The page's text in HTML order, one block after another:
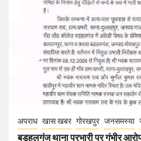
अपराध खास खबर गोरखपुर जनसमस्या
बड़हलगंज थाना प्रभारी पर गंभीर